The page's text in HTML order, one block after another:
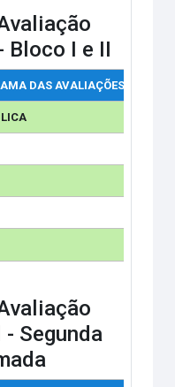
Bloco I e II
DAS AVALIAÇÕES
- Segunda